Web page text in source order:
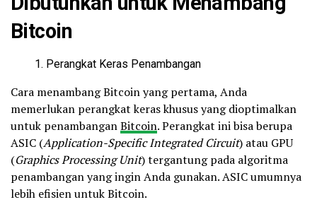
Bitcoin
Perangkat Keras Penambangan
Cara menambang Bitcoin yang pertama, Anda
memerlukan perangkat keras khusus yang dioptimalkan
untuk penambanganBitcoin. Perangkat ini bisa berupa
ASIC (Application-Specific Integrated Circuit) atau GPU
(Graphics Processing Unit) tergantung pada algoritma
penambangan yang ingin Anda gunakan. ASIC umumnya
lebih efisien untuk Bitcoin.